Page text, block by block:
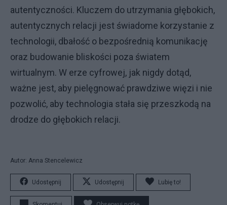
autentyczności. Kluczem do utrzymania głębokich,
autentycznych relacji jest świadome korzystanie z
technologii, dbałość o bezpośrednią komunikację
oraz budowanie bliskości poza światem
wirtualnym. W erze cyfrowej, jak nigdy dotąd,
ważne jest, aby pielęgnować prawdziwe więzi i nie
pozwolić, aby technologia stała się przeszkodą na
drodze do głębokich relacji.
Autor: Anna Stencelewicz
Udostępnij Udostępnij Lubię to!